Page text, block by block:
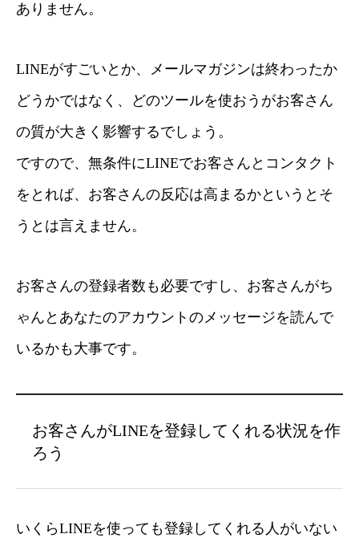
ありません。
LINEがすごいとか、メールマガジンは終わったか
どうかではなく、どのツールを使おうがお客さん
の質が大きく影響するでしょう。
ですので、無条件にLINEでお客さんとコンタクト
をとれば、お客さんの反応は高まるかというとそ
うとは言えません。
お客さんの登録者数も必要ですし、お客さんがち
ゃんとあなたのアカウントのメッセージを読んで
いるかも大事です。
お客さんがLINEを登録してくれる状況を作
ろう
いくらLINEを使っても登録してくれる人がいない